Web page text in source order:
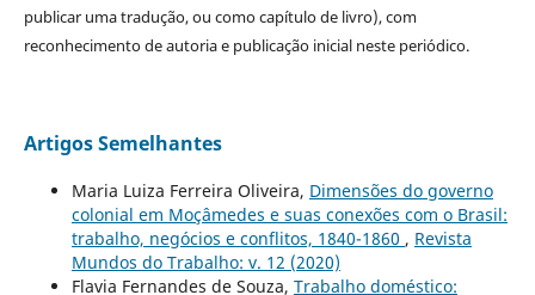
publicar uma tradução, ou como capítulo de livro), com
reconhecimento de autoria e publicação inicial neste periódico.
Artigos Semelhantes
Maria Luiza Ferreira Oliveira, Dimensões do governo
colonial em Moçâmedes e suas conexões com o Brasil:
trabalho, negócios e conflitos, 1840-1860 , Revista
Mundos do Trabalho: v. 12 (2020)
Flavia Fernandes de Souza, Trabalho doméstico: